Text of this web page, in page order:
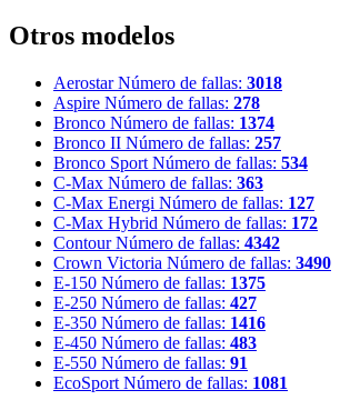
Otros modelos
Aerostar Número de fallas: 3018
Aspire Número de fallas: 278
Bronco Número de fallas: 1374
Bronco II Número de fallas: 257
Bronco Sport Número de fallas: 534
C-Max Número de fallas: 363
C-Max Energi Número de fallas: 127
C-Max Hybrid Número de fallas: 172
Contour Número de fallas: 4342
Crown Victoria Número de fallas: 3490
E-150 Número de fallas: 1375
E-250 Número de fallas: 427
E-350 Número de fallas: 1416
E-450 Número de fallas: 483
E-550 Número de fallas: 91
EcoSport Número de fallas: 1081